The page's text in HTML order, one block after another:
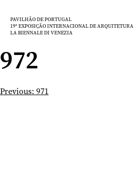
paraPAVILHÃO DE PORTUGAL
19ª EXPOSIÇÃO INTERNACIONAL DE ARQUITETURA
LA BIENNALE DI VENEZIA
972
Navegação
Previous: 971